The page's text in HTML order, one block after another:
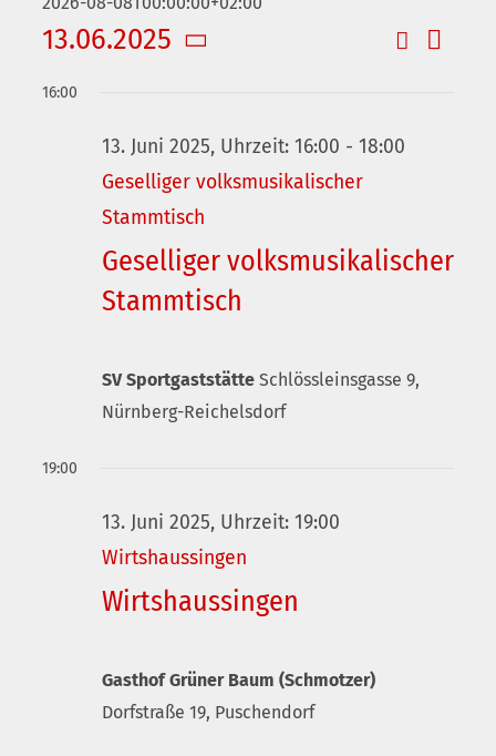
Suche
Tag
13.06.2025
wählen.
16:00
Geselliger volksmusikalischer
Stammtisch
13. Juni 2025, Uhrzeit: 16:00 - 18:00
Geselliger volksmusikalischer
Stammtisch
SV Sportgaststätte Schlössleinsgasse 9,
Nürnberg-Reichelsdorf
19:00
Wirtshaussingen
13. Juni 2025, Uhrzeit: 19:00
Wirtshaussingen
Gasthof Grüner Baum (Schmotzer)
Dorfstraße 19, Puschendorf